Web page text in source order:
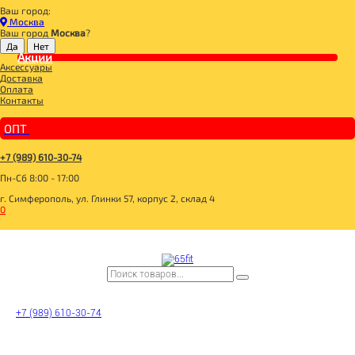
Ваш город:
Москва
Ваш город Москва?
Акции
Аксессуары
Доставка
Оплата
Контакты
ОПТ
+7 (989) 610-30-74
Пн-Сб 8:00 - 17:00
г. Симферополь, ул. Глинки 57, корпус 2, склад 4
0
+7 (989) 610-30-74
Главная
ДЛЯ ЗДОРОВОГО ПИТАНИЯ
TОВАРЫ ДЛЯ ИММУНИТЕТА
КОМПАС ЗДОРОВЬЯ ФЛАКСЫ Льняные крекеры с куркумой 120г